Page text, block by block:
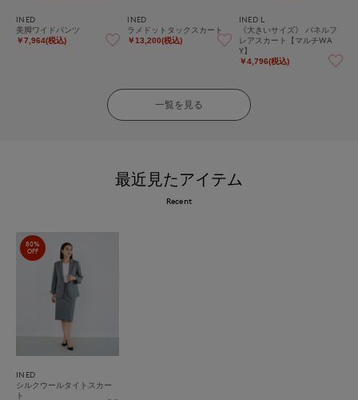
INED
美脚ワイドパンツ
￥7,964(税込)
INED
ラメドットタックスカート
￥13,200(税込)
INED L
《大きいサイズ》 パネルフ
レアスカート【マルチWA
Y】
￥4,796(税込)
一覧を見る
最近見たアイテム
Recent
80%
OFF
INED
シルクウールタイトスカー
ト